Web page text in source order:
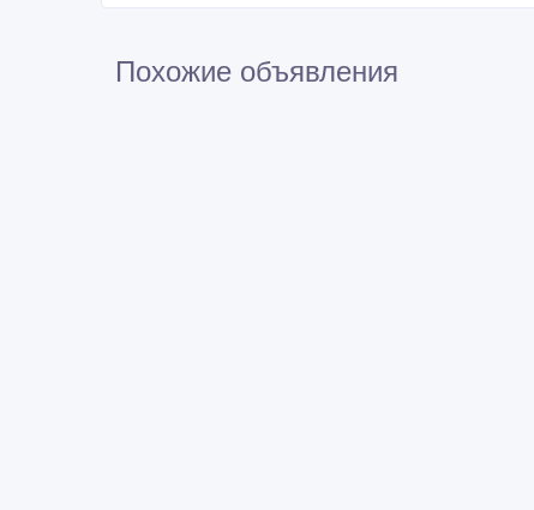
Похожие объявления